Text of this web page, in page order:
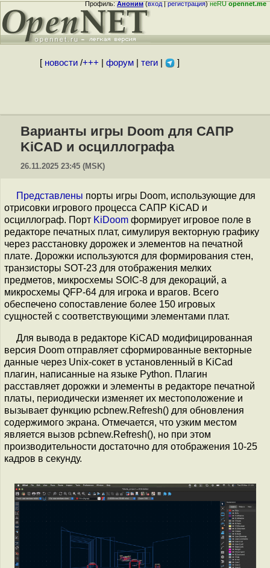
Профиль:Аноним(вход|регистрация)неRUopennet.me
[ новости/+++ форум| теги| ]
Варианты игры Doom для САПР
KiCAD и осциллографа
26.11.2025 23:45 (MSK)
Представлены порты игры Doom, использующие для
отрисовки игрового процесса САПР KiCAD и
осциллограф. Порт KiDoom формирует игровое поле в
редакторе печатных плат, симулируя векторную графику
через расстановку дорожек и элементов на печатной
плате. Дорожки используются для формирования стен,
транзисторы SOT-23 для отображения мелких
предметов, микросхемы SOIC-8 для декораций, а
микросхемы QFP-64 для игрока и врагов. Всего
обеспечено сопоставление более 150 игровых
сущностей с соответствующими элементами плат.
Для вывода в редакторе KiCAD модифицированная
версия Doom отправляет сформированные векторные
данные через Unix-сокет в установленный в KiCad
плагин, написанные на языке Python. Плагин
расставляет дорожки и элементы в редакторе печатной
платы, периодически изменяет их местоположение и
вызывает функцию pcbnew.Refresh() для обновления
содержимого экрана. Отмечается, что узким местом
является вызов pcbnew.Refresh(), но при этом
производительности достаточно для отображения 10-25
кадров в секунду.